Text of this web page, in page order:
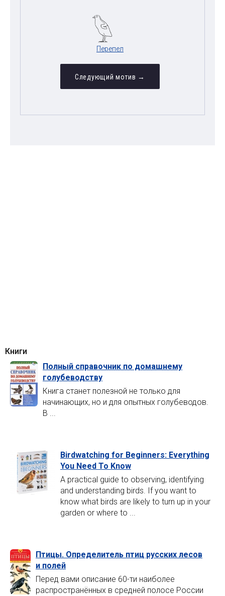
Перепел
Следующий мотив →
Книги
Полный справочник по домашнему
голубеводству
Книга станет полезной не только для
начинающих, но и для опытных голубеводов.
В ...
Birdwatching for Beginners: Everything
You Need To Know
A practical guide to observing, identifying
and understanding birds. If you want to
know what birds are likely to turn up in your
garden or where to ...
Птицы. Определитель птиц русских лесов
и полей
Перед вами описание 60-ти наиболее
распространённых в средней полосе России